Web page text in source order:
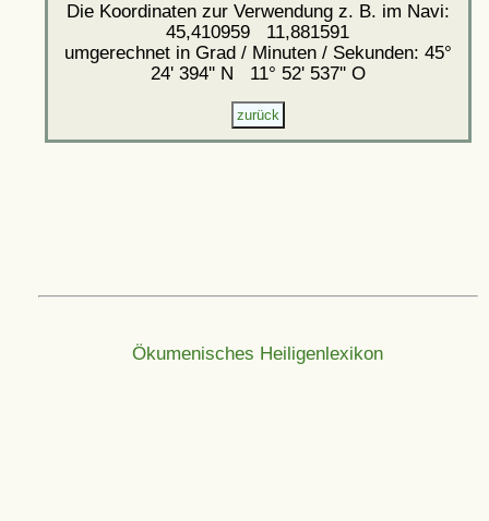
Die Koordinaten zur Verwendung z. B. im Navi:
45,410959 11,881591
umgerechnet in Grad / Minuten / Sekunden: 45°
24' 394'' N 11° 52' 537'' O
Ökumenisches Heiligenlexikon